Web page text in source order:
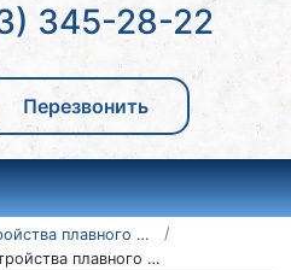
345-28-22
Перезвонить
Устройства плавного пуска Danfoss
Устройства плавного пуска Danfoss VLT MCD 500 175G5501